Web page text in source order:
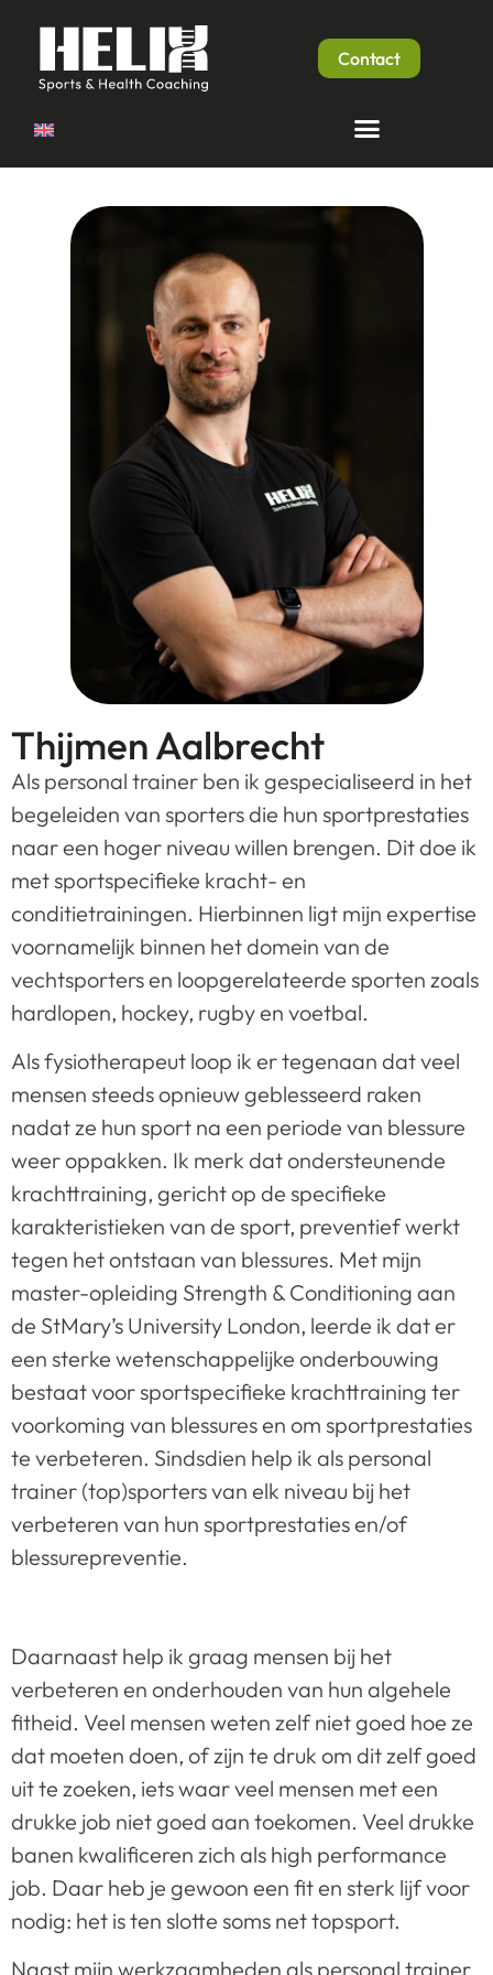
Contact
Thijmen Aalbrecht
Als personal trainer ben ik gespecialiseerd in het
begeleiden van sporters die hun sportprestaties
naar een hoger niveau willen brengen. Dit doe ik
met sportspecifieke kracht- en
conditietrainingen. Hierbinnen ligt mijn expertise
voornamelijk binnen het domein van de
vechtsporters en loopgerelateerde sporten zoals
hardlopen, hockey, rugby en voetbal.
Als fysiotherapeut loop ik er tegenaan dat veel
mensen steeds opnieuw geblesseerd raken
nadat ze hun sport na een periode van blessure
weer oppakken. Ik merk dat ondersteunende
krachttraining, gericht op de specifieke
karakteristieken van de sport, preventief werkt
tegen het ontstaan van blessures. Met mijn
master-opleiding Strength & Conditioning aan
de StMary’s University London, leerde ik dat er
een sterke wetenschappelijke onderbouwing
bestaat voor sportspecifieke krachttraining ter
voorkoming van blessures en om sportprestaties
te verbeteren. Sindsdien help ik als personal
trainer (top)sporters van elk niveau bij het
verbeteren van hun sportprestaties en/of
blessurepreventie.
Daarnaast help ik graag mensen bij het
verbeteren en onderhouden van hun algehele
fitheid. Veel mensen weten zelf niet goed hoe ze
dat moeten doen, of zijn te druk om dit zelf goed
uit te zoeken, iets waar veel mensen met een
drukke job niet goed aan toekomen. Veel drukke
banen kwalificeren zich als high performance
job. Daar heb je gewoon een fit en sterk lijf voor
nodig: het is ten slotte soms net topsport.
Naast mijn werkzaamheden als personal trainer